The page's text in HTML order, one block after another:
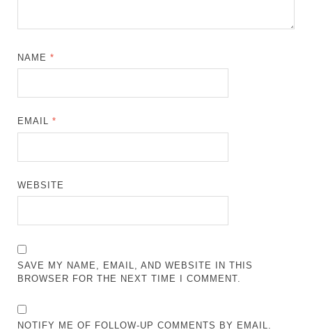
NAME*
EMAIL*
WEBSITE
SAVE MY NAME, EMAIL, AND WEBSITE IN THIS
BROWSER FOR THE NEXT TIME I COMMENT.
NOTIFY ME OF FOLLOW-UP COMMENTS BY EMAIL.